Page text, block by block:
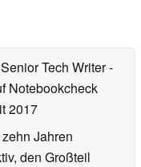
Tech Writer-
Notebookcheck
2017
Jahren
den Großteil